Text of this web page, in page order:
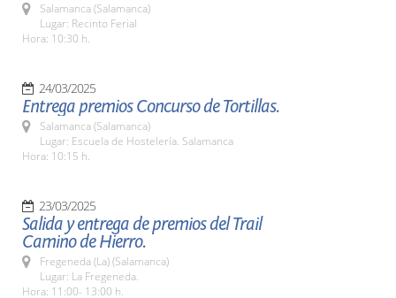
Salamanca (Salamanca)
Lugar: Recinto Ferial
Hora: 10:30 h.
24/03/2025
Entrega premios Concurso de Tortillas.
Salamanca (Salamanca)
Lugar: Escuela de Hostelería. Salamanca
Hora: 10:15 h.
23/03/2025
Salida y entrega de premios del Trail
Camino de Hierro.
Fregeneda (La) (Salamanca)
Lugar: La Fregeneda.
Hora: 11:00- 13:00 h.